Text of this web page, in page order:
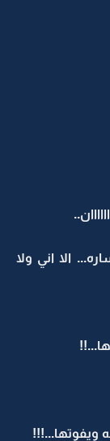
الا اني ولا
ويفوتها...!!!